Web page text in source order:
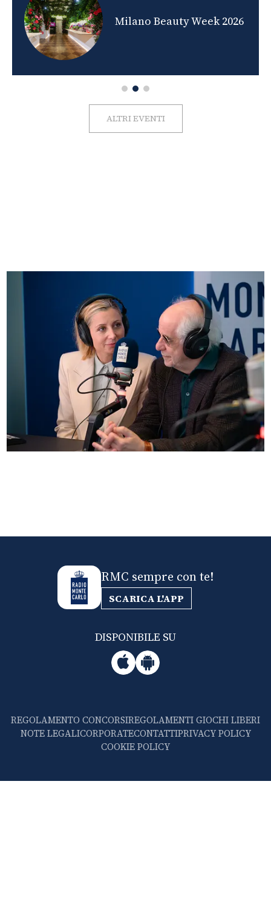
Milano Beauty Week 2026
ALTRI EVENTI
RMC sempre con te!
SCARICA L'APP
DISPONIBILE SU
REGOLAMENTO CONCORSIREGOLAMENTI GIOCHI LIBERI
NOTE LEGALICORPORATECONTATTIPRIVACY POLICY
COOKIE POLICY